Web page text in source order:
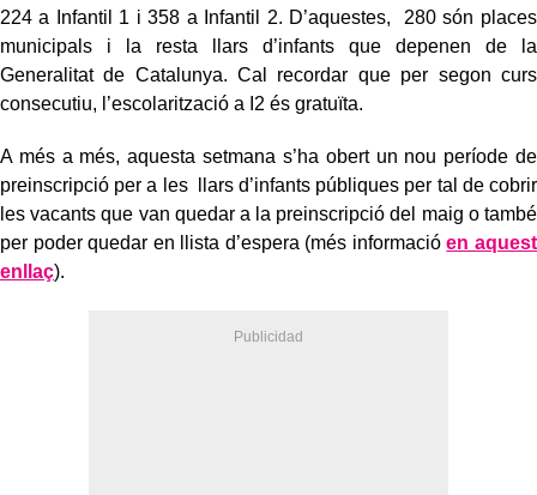
224 a Infantil 1 i 358 a Infantil 2. D’aquestes, 280 són places
municipals i la resta llars d’infants que depenen de la
Generalitat de Catalunya. Cal recordar que per segon curs
consecutiu, l’escolarització a I2 és gratuïta.
A més a més, aquesta setmana s’ha obert un nou període de
preinscripció per a les llars d’infants públiques per tal de cobrir
les vacants que van quedar a la preinscripció del maig o també
per poder quedar en llista d’espera (més informacióen aquest
enllaç).